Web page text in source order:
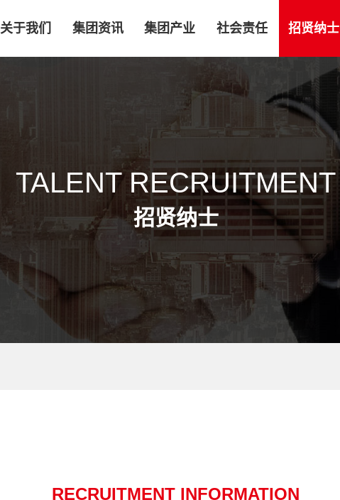
关于我们 集团资讯 集团产业 社会责任 招贤纳士
TALENT RECRUITMENT
招贤纳士
RECRUITMENT INFORMATION